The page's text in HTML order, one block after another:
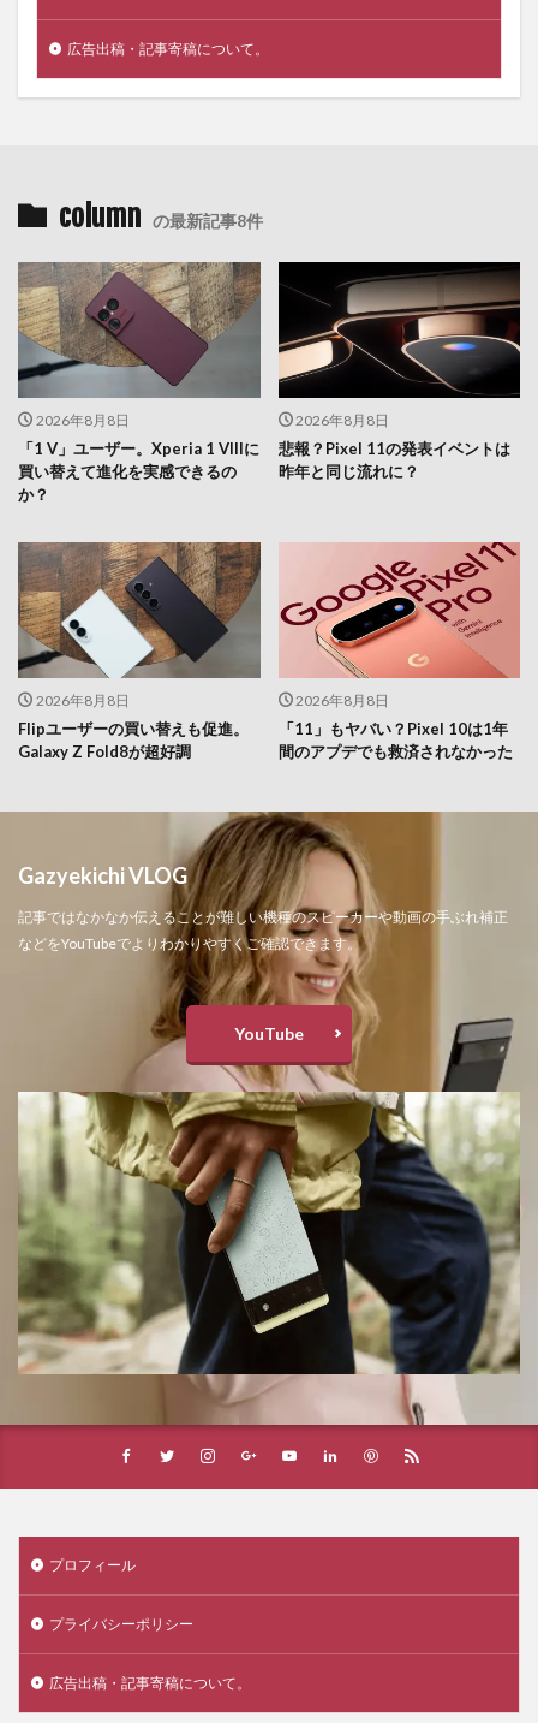
広告出稿・記事寄稿について。
column の最新記事8件
2026年8月8日
「1 V」ユーザー。Xperia 1 VIIIに
買い替えて進化を実感できるの
か？
2026年8月8日
悲報？Pixel 11の発表イベントは
昨年と同じ流れに？
2026年8月8日
Flipユーザーの買い替えも促進。
Galaxy Z Fold8が超好調
2026年8月8日
「11」もヤバい？Pixel 10は1年
間のアプデでも救済されなかった
Gazyekichi VLOG
記事ではなかなか伝えることが難しい機種のスピーカーや動画の手ぶれ補正
などをYouTubeでよりわかりやすくご確認できます。
YouTube
プロフィール
プライバシーポリシー
広告出稿・記事寄稿について。